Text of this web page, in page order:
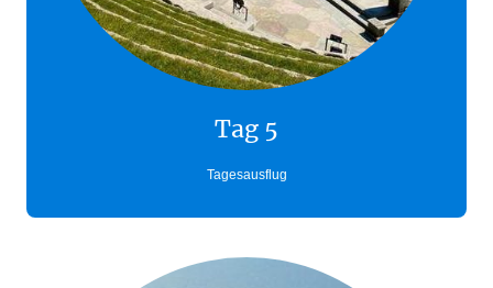
Tag 5
Tagesausflug